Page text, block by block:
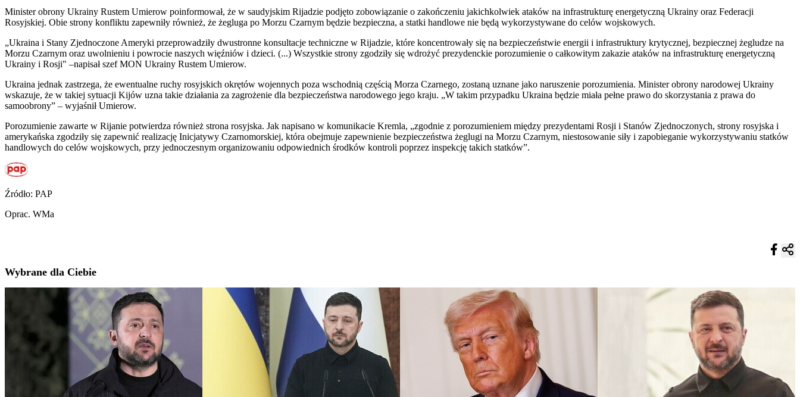
Minister obrony Ukrainy Rustem Umierow poinformował, że w saudyjskim Rijadzie podjęto zobowiązanie o zakończeniu jakichkolwiek ataków na infrastrukturę energetyczną Ukrainy oraz Federacji
Rosyjskiej. Obie strony konfliktu zapewniły również, że żegluga po Morzu Czarnym będzie bezpieczna, a statki handlowe nie będą wykorzystywane do celów wojskowych.
„Ukraina i Stany Zjednoczone Ameryki przeprowadziły dwustronne konsultacje techniczne w Rijadzie, które koncentrowały się na bezpieczeństwie energii i infrastruktury krytycznej, bezpiecznej żegludze na
Morzu Czarnym oraz uwolnieniu i powrocie naszych więźniów i dzieci. (...) Wszystkie strony zgodziły się wdrożyć prezydenckie porozumienie o całkowitym zakazie ataków na infrastrukturę energetyczną
Ukrainy i Rosji" –napisał szef MON Ukrainy Rustem Umierow.
Ukraina jednak zastrzega, że ewentualne ruchy rosyjskich okrętów wojennych poza wschodnią częścią Morza Czarnego, zostaną uznane jako naruszenie porozumienia. Minister obrony narodowej Ukrainy
wskazuje, że w takiej sytuacji Kijów uzna takie działania za zagrożenie dla bezpieczeństwa narodowego jego kraju. „W takim przypadku Ukraina będzie miała pełne prawo do skorzystania z prawa do
samoobrony” – wyjaśnił Umierow.
Porozumienie zawarte w Rijanie potwierdza również strona rosyjska. Jak napisano w komunikacie Kremla, „zgodnie z porozumieniem między prezydentami Rosji i Stanów Zjednoczonych, strony rosyjska i
amerykańska zgodziły się zapewnić realizację Inicjatywy Czarnomorskiej, która obejmuje zapewnienie bezpieczeństwa żeglugi na Morzu Czarnym, niestosowanie siły i zapobieganie wykorzystywaniu statków
handlowych do celów wojskowych, przy jednoczesnym organizowaniu odpowiednich środków kontroli poprzez inspekcję takich statków”.
Źródło: PAP
Oprac. WMa
Wybrane dla Ciebie